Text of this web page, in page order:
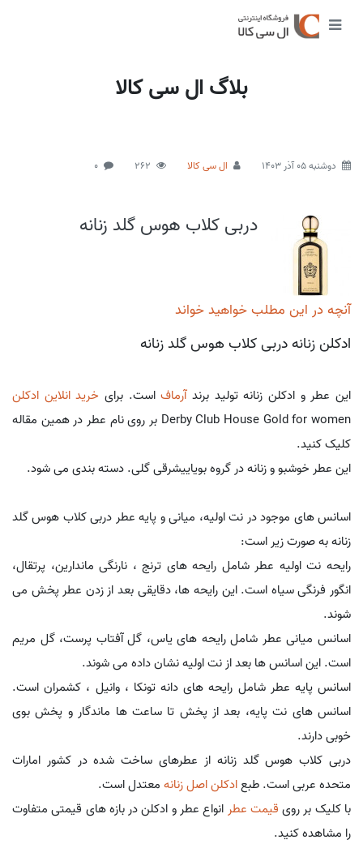
بلاگ ال سی کالا
دوشنبه 05 آذر 1403 ال سی کالا 262
0
دربی کلاب هوس گلد زنانه
آنچه در این مطلب خواهید خواند
ادکلن زنانه دربی کلاب هوس گلد زنانه
این عطر و ادکلن زنانه تولید برندآرمافاست. برای خرید انلاین ادکلن
Derby Club House Gold for women بر روی نام عطر در همین مقاله
کلیک کنید.
این عطر خوشبو و زنانه در گروه بویاییشرقی گلی. دسته بندی می شود.
اسانس های موجود در نت اولیه، میانی و پایه عطر دربی کلاب هوس گلد
زنانه به صورت زیر است:
رایحه نت اولیه عطر شامل رایحه های ترنج ، نارنگی ماندارین، پرتقال،
انگور فرنگی سیاه است. این رایحه ها، دقایقی بعد از زدن عطر پخش می
شوند.
اسانس میانی عطر شامل رایحه های یاس، گل آفتاب پرست، گل مریم
است. این اسانس ها بعد از نت اولیه نشان داده می شوند.
اسانس پایه عطر شامل رایحه های دانه تونکا ، وانیل ، کشمران است.
اسانس های نت پایه، بعد از پخش تا ساعت ها ماندگار و پخش بوی
خوبی دارند.
دربی کلاب هوس گلد زنانه از عطرهای ساخت شده در کشور امارات
متحده عربی است. طبعادکلن اصل زنانه معتدل است.
با کلیک بر روی قیمت عطر انواع عطر و ادکلن در بازه های قیمتی متفاوت
را مشاهده کنید.